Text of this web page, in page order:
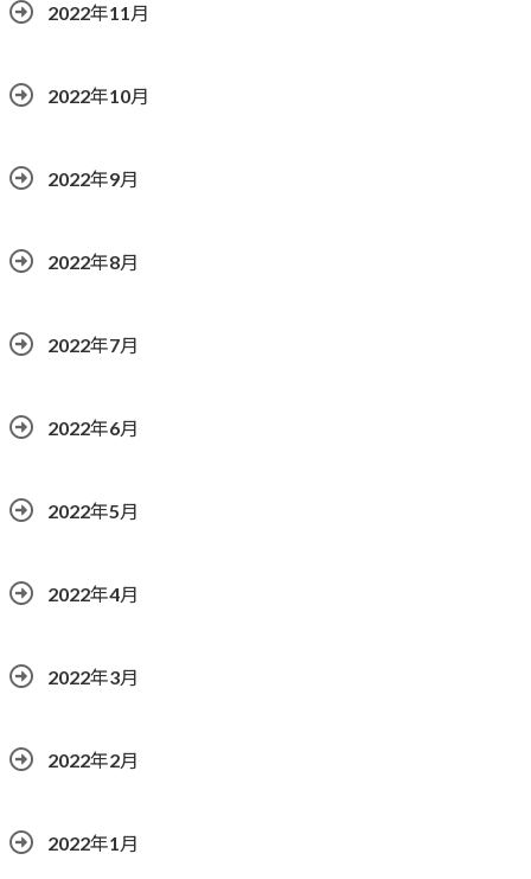
2022年11月
2022年10月
2022年9月
2022年8月
2022年7月
2022年6月
2022年5月
2022年4月
2022年3月
2022年2月
2022年1月